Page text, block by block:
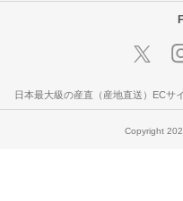
日本最大級の産直（産地直送）ECサ
Copyright